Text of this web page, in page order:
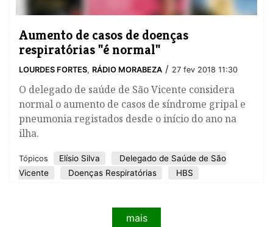
Aumento de casos de doenças
respiratórias "é normal"
LOURDES FORTES, RÁDIO MORABEZA / 27 fev 2018 11:30
O delegado de saúde de São Vicente considera
normal o aumento de casos de síndrome gripal e
pneumonia registados desde o início do ano na
ilha.
Tópicos Elísio Silva
Delegado de Saúde de São
Vicente
Doenças Respiratórias HBS
mais